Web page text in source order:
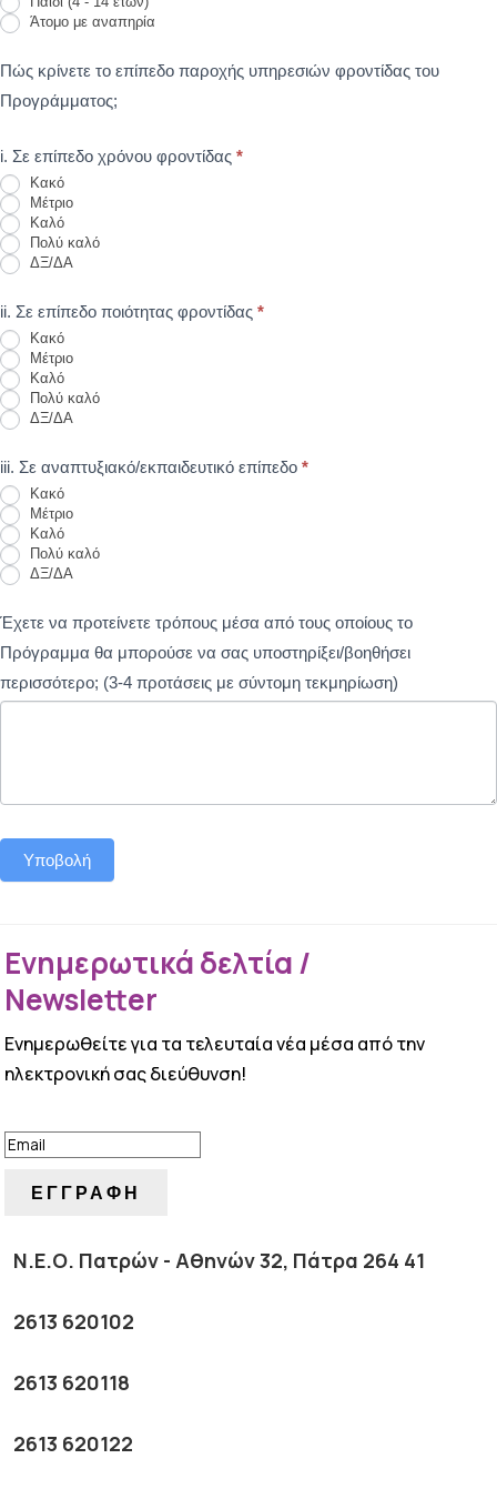
Άτομο με αναπηρία
Πώς κρίνετε το επίπεδο παροχής υπηρεσιών φροντίδας του
Προγράμματος;
i. Σε επίπεδο χρόνου φροντίδας *
Κακό
Μέτριο
Καλό
Πολύ καλό
ΔΞ/ΔΑ
ii. Σε επίπεδο ποιότητας φροντίδας *
Κακό
Μέτριο
Καλό
Πολύ καλό
ΔΞ/ΔΑ
iii. Σε αναπτυξιακό/εκπαιδευτικό επίπεδο *
Κακό
Μέτριο
Καλό
Πολύ καλό
ΔΞ/ΔΑ
Έχετε να προτείνετε τρόπους μέσα από τους οποίους το
Πρόγραμμα θα μπορούσε να σας υποστηρίξει/βοηθήσει
περισσότερο; (3-4 προτάσεις με σύντομη τεκμηρίωση)
Υποβολή
Ενημερωτικά δελτία /
Newsletter
Ενημερωθείτε για τα τελευταία νέα μέσα από την
ηλεκτρονική σας διεύθυνση!
ΕΓΓΡΑΦΗ
Ν.Ε.Ο. Πατρών - Αθηνών 32, Πάτρα 264 41
2613 620102
2613 620118
2613 620122